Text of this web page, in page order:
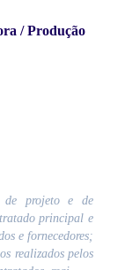
/ Produção
de projeto e de
principal e
e fornecedores;
realizados pelos